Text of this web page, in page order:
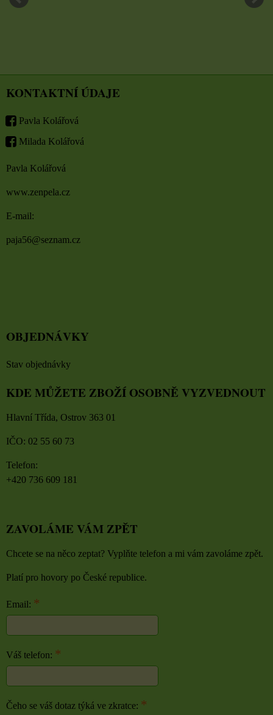
KONTAKTNÍ ÚDAJE
Pavla Kolářová
Milada Kolářová
Pavla Kolářová
www.zenpela.cz
E-mail:
paja56@seznam.cz
OBJEDNÁVKY
Stav objednávky
KDE MŮŽETE ZBOŽÍ OSOBNĚ VYZVEDNOUT
Hlavní Třída, Ostrov 363 01
IČO: 02 55 60 73
Telefon:
+420 736 609 181
ZAVOLÁME VÁM ZPĚT
Chcete se na něco zeptat? Vyplňte telefon a mi vám zavoláme zpět.
Platí pro hovory po České republice.
Email: *
Váš telefon: *
Čeho se váš dotaz týká ve zkratce: *